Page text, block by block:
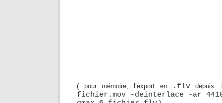
( pour mémoire, l’export en .flvdepuis .
fichier.mov -deinterlace -ar